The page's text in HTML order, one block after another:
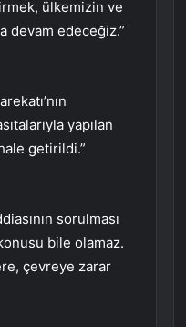
ülkemizin ve
devam edeceğiz.”
yapılan
getirildi.”
sorulması
bile olamaz.
çevreye zarar